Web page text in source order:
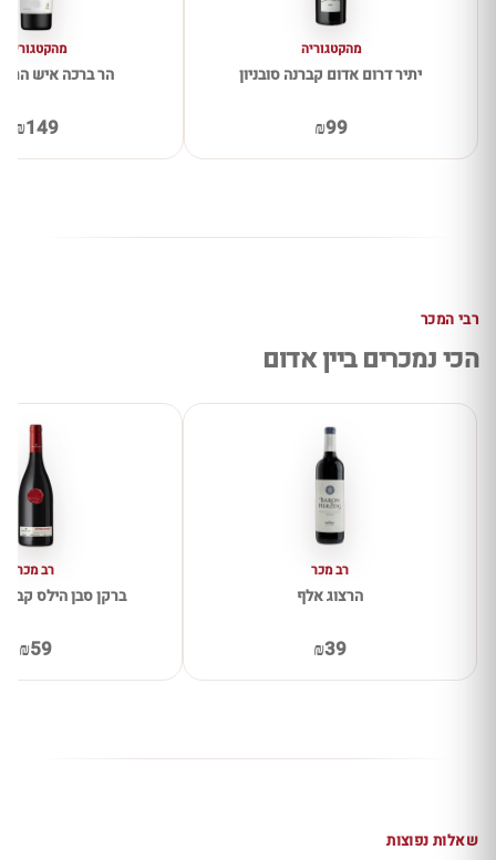
מהקטגוריה
יתיר דרום אדום קברנה סובניון
₪99
מהקטגוריה
הר ברכה איש
₪149
רבי המכר
הכי נמכרים ביין אדום
רב מכר
הרצוג אלף
₪39
רב מכר
ברקן סבן הילס
₪59
שאלות נפוצות